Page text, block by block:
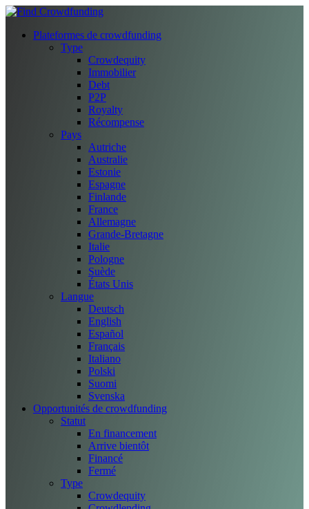
Plateformes de crowdfunding
Type
Crowdequity
Immobilier
Debt
P2P
Royalty
Récompense
Pays
Autriche
Australie
Estonie
Espagne
Finlande
France
Allemagne
Grande-Bretagne
Italie
Pologne
Suède
États Unis
Langue
Deutsch
English
Español
Français
Italiano
Polski
Suomi
Svenska
Opportunités de crowdfunding
Statut
En financement
Arrive bientôt
Financé
Fermé
Type
Crowdequity